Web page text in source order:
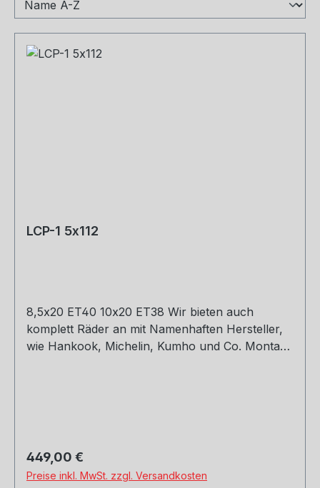
LCP-1 5x112
8,5x20 ET40 10x20 ET38 Wir bieten auch
komplett Räder an mit Namenhaften Hersteller,
wie Hankook, Michelin, Kumho und Co. Montage
Regulärer Preis:
449,00 €
Preise inkl. MwSt. zzgl. Versandkosten